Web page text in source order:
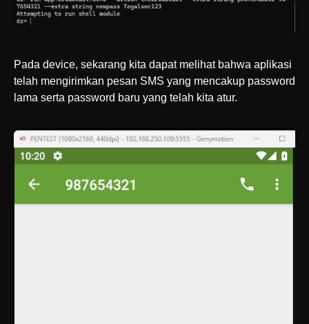
Pada device, sekarang kita dapat melihat bahwa aplikasi
telah mengirimkan pesan SMS yang mencakup password
lama serta password baru yang telah kita atur.